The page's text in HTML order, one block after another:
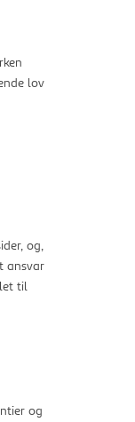
lov
og,
ansvar
til
og